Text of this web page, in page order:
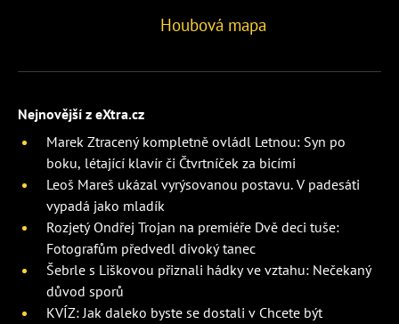
Houbová mapa
Nejnovější z eXtra.cz
Marek Ztracený kompletně ovládl Letnou: Syn po
boku, létající klavír či Čtvrtníček za bicími
Leoš Mareš ukázal vyrýsovanou postavu. V padesáti
vypadá jako mladík
Rozjetý Ondřej Trojan na premiéře Dvě deci tuše:
Fotografům předvedl divoký tanec
Šebrle s Liškovou přiznali hádky ve vztahu: Nečekaný
důvod sporů
KVÍZ: Jak daleko byste se dostali v Chcete být